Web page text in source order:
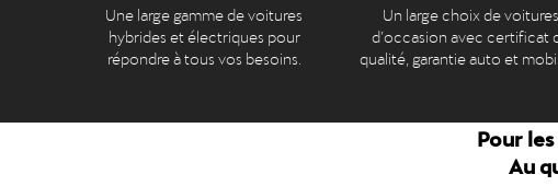
Une large gamme de voitures
hybrides et électriques pour
répondre à tous vos besoins.
Un large choix de voitures
d’occasion avec certificat
qualité, garantie auto et
Pour
Au